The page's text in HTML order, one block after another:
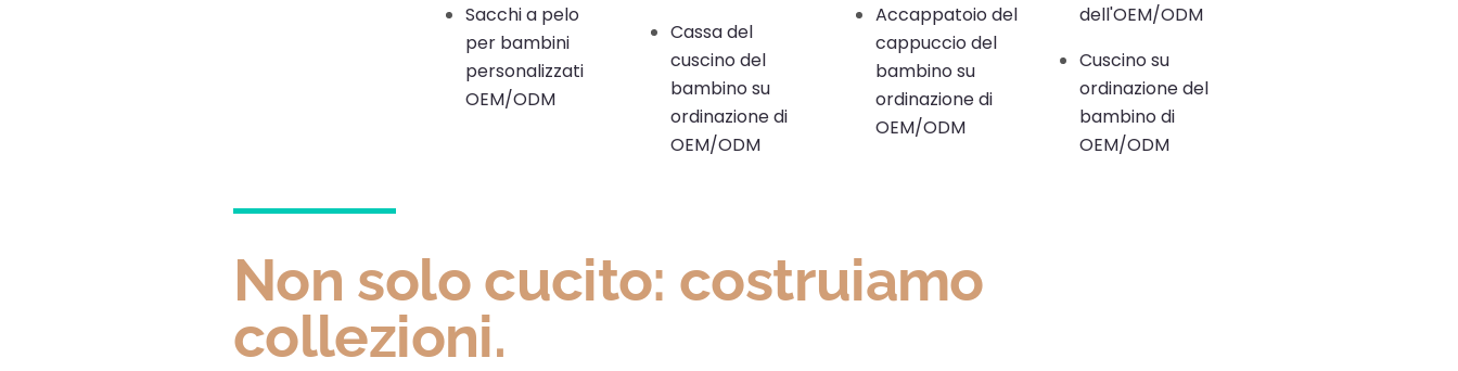
Sacchi a pelo
per bambini
personalizzati
OEM/ODM
Cassa del
cuscino del
bambino su
ordinazione di
OEM/ODM
Accappatoio del
cappuccio del
bambino su
ordinazione di
OEM/ODM
dell'OEM/ODM
Cuscino su
ordinazione del
bambino di
OEM/ODM
Non solo cucito: costruiamo
collezioni.